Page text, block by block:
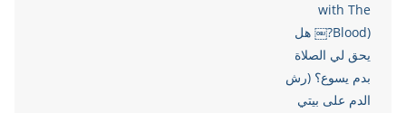
with The
Blood)?￼ هل
يحق لي الصلاة
بدم يسوع؟ (رش
الدم على بيتي